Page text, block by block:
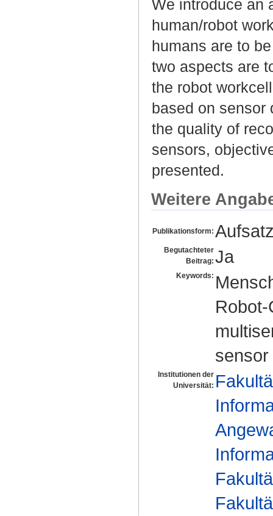
We introduce an
human/robot
humans are to
two aspects are
the robot
based on sensor
the quality of
sensors,
presented.
Weitere
Publikationsform:
Begutachteter
Beitrag: Ja
Keywords:
Institutionen der
Universität: